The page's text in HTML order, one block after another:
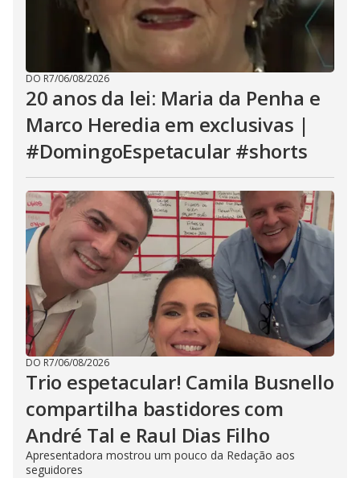
DO R7/06/08/2026
20 anos da lei: Maria da Penha e
Marco Heredia em exclusivas |
#DomingoEspetacular #shorts
DO R7/06/08/2026
Trio espetacular! Camila Busnello
compartilha bastidores com
André Tal e Raul Dias Filho
Apresentadora mostrou um pouco da Redação aos
seguidores